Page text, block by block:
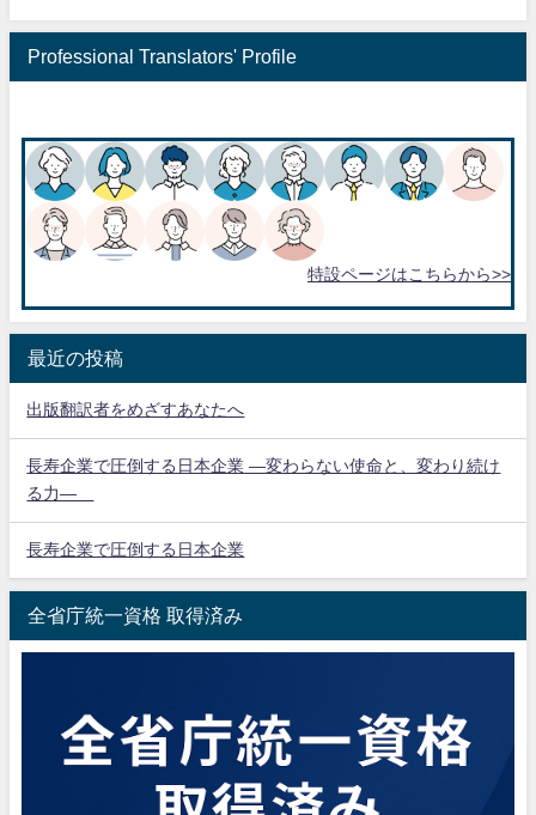
Professional Translators' Profile
特設ページはこちらから>>
最近の投稿
出版翻訳者をめざすあなたへ
長寿企業で圧倒する日本企業 ―変わらない使命と、変わり続け
る力―
長寿企業で圧倒する日本企業
全省庁統一資格 取得済み